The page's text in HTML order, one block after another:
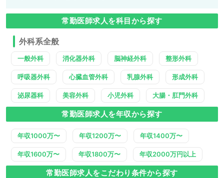
常勤医師求人を科目から探す
外科系全般
一般外科 消化器外科 脳神経外科 整形外科
呼吸器外科 心臓血管外科 乳腺外科 形成外科
泌尿器科 美容外科 小児外科 大腸・肛門外科
常勤医師求人を年収から探す
年収1000万〜 年収1200万〜 年収1400万〜
年収1600万〜 年収1800万〜 年収2000万円以上
常勤医師求人をこだわり条件から探す